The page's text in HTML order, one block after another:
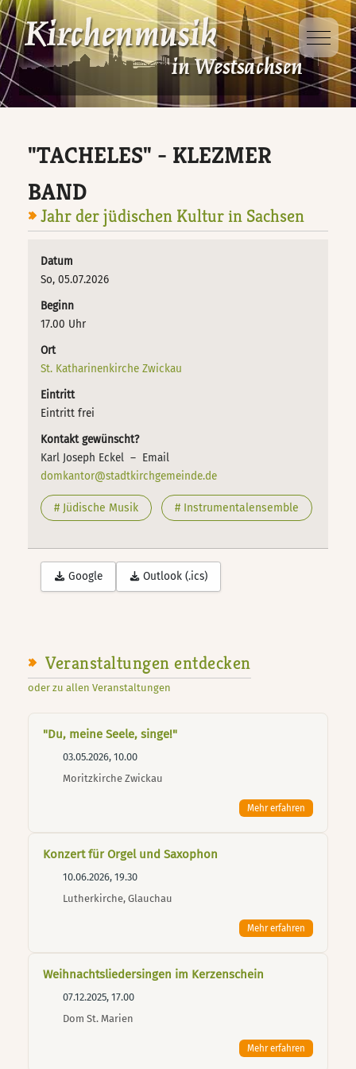
Mobile
"TACHELES" - KLEZMER
BAND
Jahr der jüdischen Kultur in Sachsen
Datum
So, 05.07.2026
Beginn
17.00 Uhr
Ort
St. Katharinenkirche Zwickau
Eintritt
Eintritt frei
Kontakt gewünscht?
Karl Joseph Eckel – Email
domkantor@stadtkirchgemeinde.de
# Jüdische Musik # Instrumentalensemble
Google Outlook (.ics)
Veranstaltungen entdecken
oder zu allen Veranstaltungen
"Du, meine Seele, singe!"
03.05.2026, 10.00
Moritzkirche Zwickau
Mehr erfahren
Konzert für Orgel und Saxophon
10.06.2026, 19.30
Lutherkirche, Glauchau
Mehr erfahren
Weihnachtsliedersingen im Kerzenschein
07.12.2025, 17.00
Dom St. Marien
Mehr erfahren
Dabei sein
Veranstaltungen
Veranstaltungsorte
Projekte
Kinder- und
Taizé – Fahrt
Jungbläsertage
Ausbildung
D-Kirchenmusikausbildung
D-Kurs für Chorleitung
D-Kurs für Organisten